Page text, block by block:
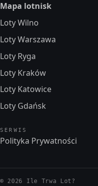
Mapa lotnisk
Loty Wilno
Loty Warszawa
Loty Ryga
Loty Kraków
Loty Katowice
Loty Gdańsk
SERWIS
Polityka Prywatności
© 2026 Ile Trwa Lot?